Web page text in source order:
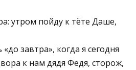
утром пойду к тёте Даше,
завтра», когда я сегодня
к нам дядя Федя, сторож,